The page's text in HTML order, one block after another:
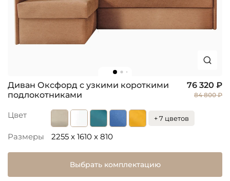
Диван Оксфорд с узкими короткими
подлокотниками
76 320 ₽
84 800 ₽
Цвет + 7 цветов
Размеры 2255 x 1610 x 810
Выбрать комплектацию